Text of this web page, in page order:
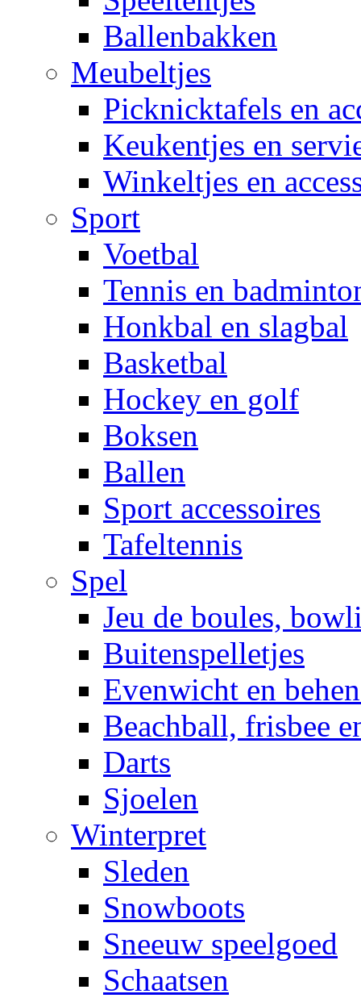
Ballenbakken
Meubeltjes
Picknicktafels en
Keukentjes en
Winkeltjes en
Sport
Voetbal
Tennis en
Honkbal en slagbal
Basketbal
Hockey en golf
Boksen
Ballen
Sport accessoires
Tafeltennis
Spel
Jeu de boules,
Buitenspelletjes
Evenwicht en
Beachball, frisbee
Darts
Sjoelen
Winterpret
Sleden
Snowboots
Sneeuw speelgoed
Schaatsen